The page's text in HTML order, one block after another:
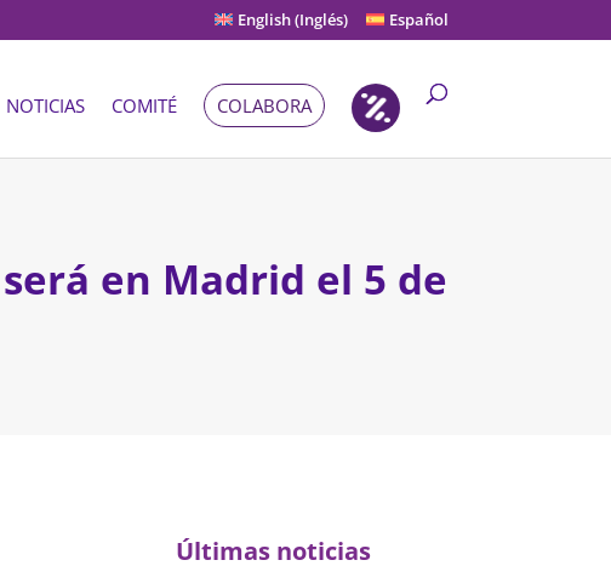
English(Inglés) Español
NOTICIAS COMITÉ COLABORA
en Madrid el 5 de
Últimas noticias